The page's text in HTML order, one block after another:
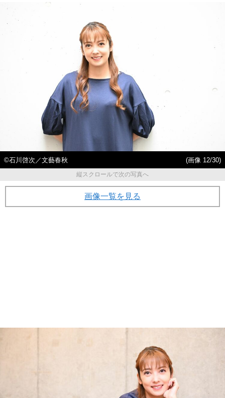
©石川啓次／文藝春秋
(画像 12/30)
縦スクロールで次の写真へ
画像一覧を見る